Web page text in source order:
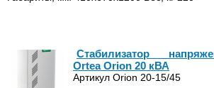
Стабилизатор
Ortea Orion 20 кВА
Артикул Orion 20-15/45